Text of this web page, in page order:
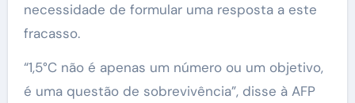
necessidade de formular uma resposta a este
fracasso.
“1,5°C não é apenas um número ou um objetivo,
é uma questão de sobrevivência”, disse à AFP